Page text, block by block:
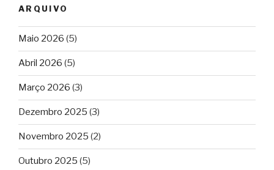
ARQUIVO
Maio 2026 (5)
Abril 2026 (5)
Março 2026 (3)
Dezembro 2025 (3)
Novembro 2025 (2)
Outubro 2025 (5)